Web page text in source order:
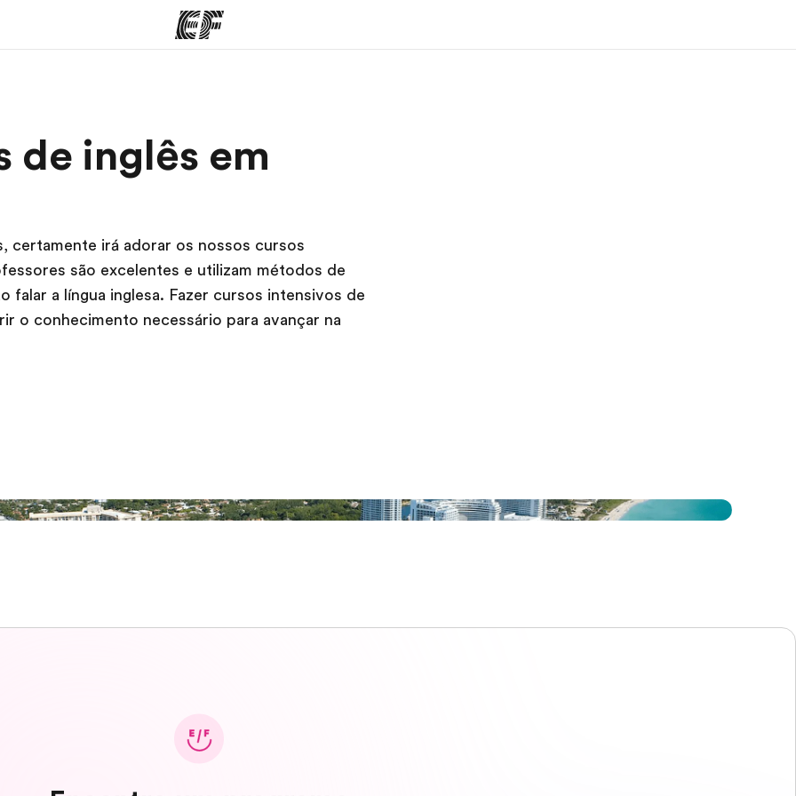
que
Encontre um escritório
de inglês em
certamente irá adorar os nossos cursos
são excelentes e utilizam métodos de
a língua inglesa. Fazer cursos intensivos de
o conhecimento necessário para avançar na